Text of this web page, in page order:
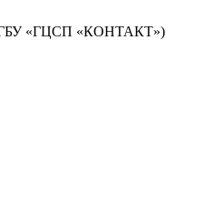
ГБУ «ГЦСП «КОНТАКТ»)